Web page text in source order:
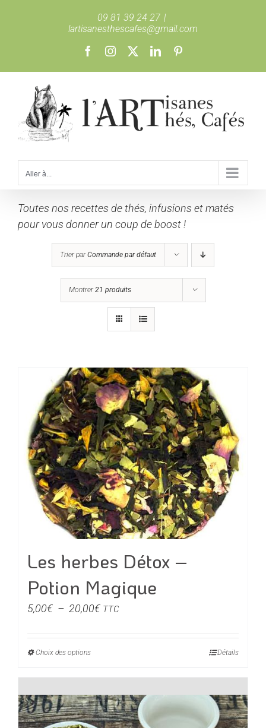
09 81 39 24 27 |
lartisanesthescafes@gmail.com
FacebookInstagram LinkedIn
Aller à...
Toutes nos recettes de thés, infusions et matés
pour vous donner un coup de boost !
Trier parCommande par défaut
Montrer21 produits
Les herbes Détox –
Potion Magique
5,00€ – 20,00€Plage
prix :
TTC
Choix des optionsCe
plusieurs
variations.
Détails